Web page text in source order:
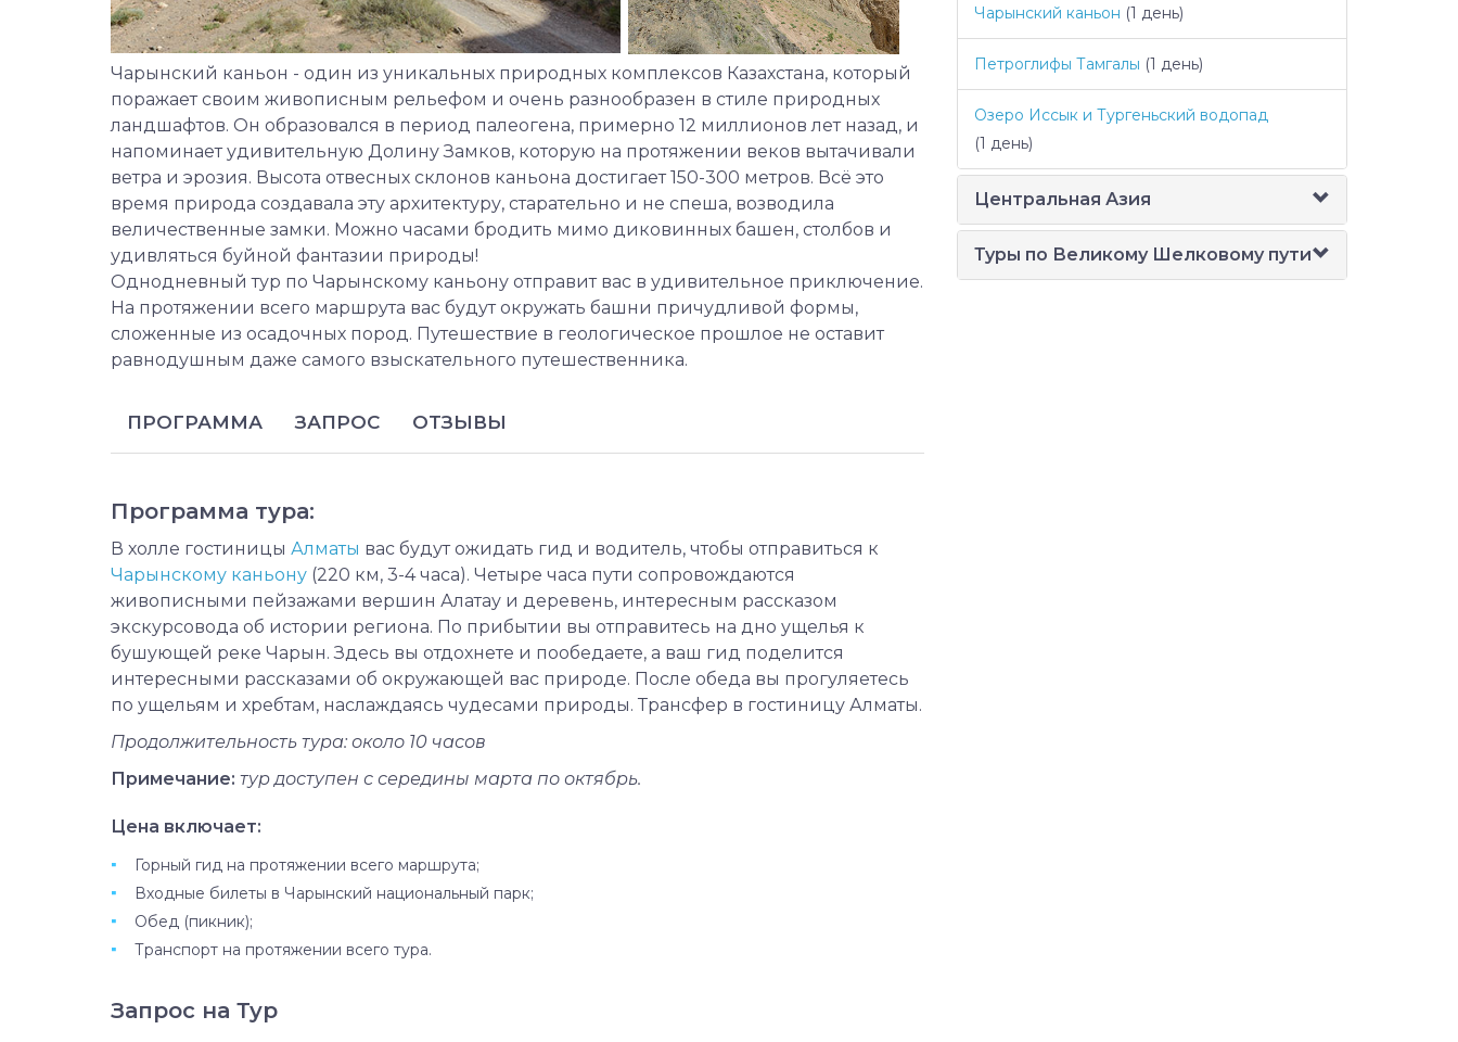
Чарынский каньон - один из уникальных природных комплексов Казахстана, который
поражает своим живописным рельефом и очень разнообразен в стиле природных
ландшафтов. Он образовался в период палеогена, примерно 12 миллионов лет назад, и
напоминает удивительную Долину Замков, которую на протяжении веков вытачивали
ветра и эрозия. Высота отвесных склонов каньона достигает 150-300 метров. Всё это
время природа создавала эту архитектуру, старательно и не спеша, возводила
величественные замки. Можно часами бродить мимо диковинных башен, столбов и
удивляться буйной фантазии природы!
Однодневный тур по Чарынскому каньону отправит вас в удивительное приключение.
На протяжении всего маршрута вас будут окружать башни причудливой формы,
сложенные из осадочных пород. Путешествие в геологическое прошлое не оставит
равнодушным даже самого взыскательного путешественника.
ПРОГРАММА ЗАПРОС ОТЗЫВЫ
Программа тура:
В холле гостиницы Алматы вас будут ожидать гид и водитель, чтобы отправиться к
Чарынскому каньону (220 км, 3-4 часа). Четыре часа пути сопровождаются
живописными пейзажами вершин Алатау и деревень, интересным рассказом
экскурсовода об истории региона. По прибытии вы отправитесь на дно ущелья к
бушующей реке Чарын. Здесь вы отдохнете и пообедаете, а ваш гид поделится
интересными рассказами об окружающей вас природе. После обеда вы прогуляетесь
по ущельям и хребтам, наслаждаясь чудесами природы. Трансфер в гостиницу Алматы.
Продолжительность тура: около 10 часов
Примечание: тур доступен с середины марта по октябрь.
Цена включает:
Горный гид на протяжении всего маршрута;
Входные билеты в Чарынский национальный парк;
Обед (пикник);
Транспорт на протяжении всего тура.
Запрос на Тур
Чарынский каньон (1 день)
Петроглифы Тамгалы (1 день)
Озеро Иссык и Тургеньский водопад
(1 день)
Центральная Азия
Туры по Великому Шелковому пути